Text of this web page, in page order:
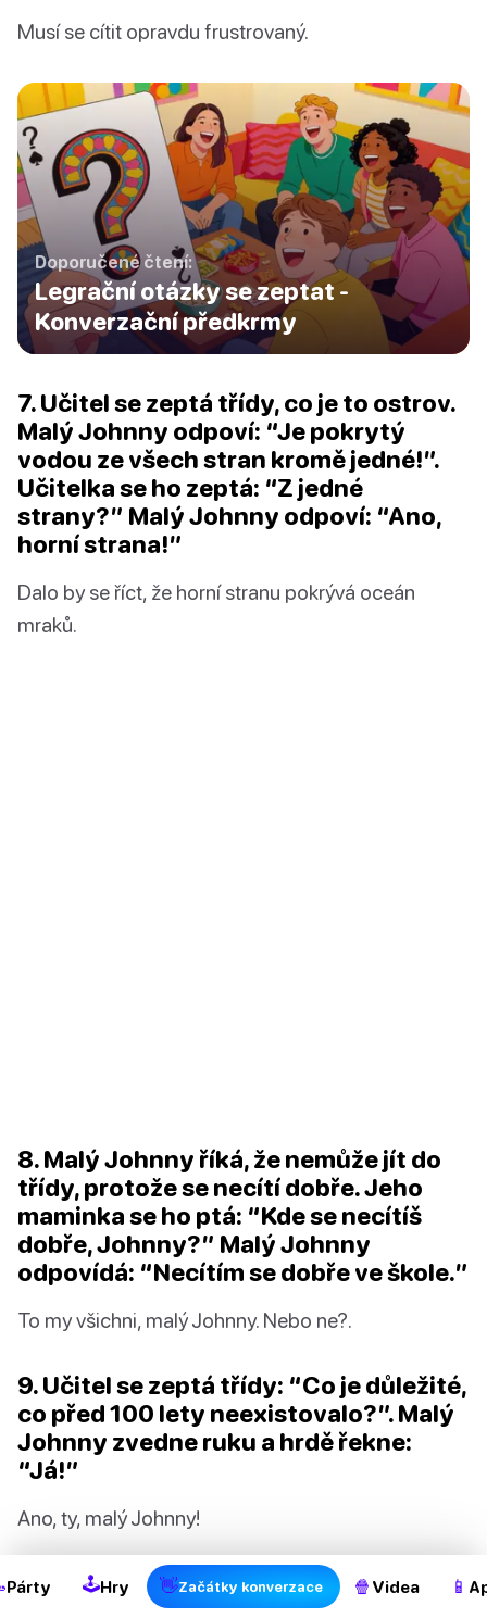
Musí se cítit opravdu frustrovaný.
Doporučené čtení:
Legrační otázky se zeptat -
Konverzační předkrmy
7. Učitel se zeptá třídy, co je to ostrov.
Malý Johnny odpoví: “Je pokrytý
vodou ze všech stran kromě jedné!”.
Učitelka se ho zeptá: “Z jedné
strany?” Malý Johnny odpoví: “Ano,
horní strana!”
Dalo by se říct, že horní stranu pokrývá oceán
mraků.
8. Malý Johnny říká, že nemůže jít do
třídy, protože se necítí dobře. Jeho
maminka se ho ptá: “Kde se necítíš
dobře, Johnny?” Malý Johnny
odpovídá: “Necítím se dobře ve škole.”
To my všichni, malý Johnny. Nebo ne?.
9. Učitel se zeptá třídy: “Co je důležité,
co před 100 lety neexistovalo?”. Malý
Johnny zvedne ruku a hrdě řekne:
“Já!”
Ano, ty, malý Johnny!
10. Učitel se zeptá třídy, proč je
důležité být v kostele potichu. Malý
Párty 🕹Hry 👋Začátky konverzace 🍿 Videa 📱